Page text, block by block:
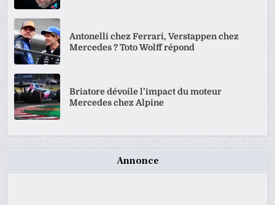
Antonelli chez Ferrari, Verstappen chez
Mercedes ? Toto Wolff répond
Briatore dévoile l’impact du moteur
Mercedes chez Alpine
Annonce